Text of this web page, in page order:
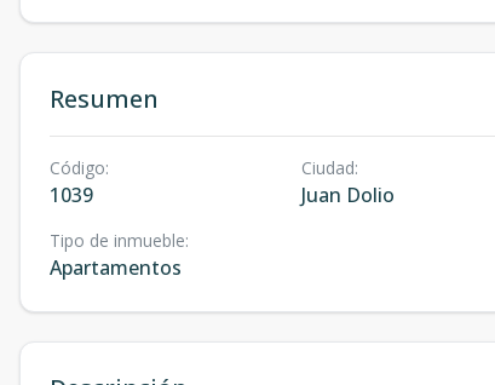
Resumen
Código:
1039
Ciudad:
Juan Dolio
Tipo de inmueble:
Apartamentos